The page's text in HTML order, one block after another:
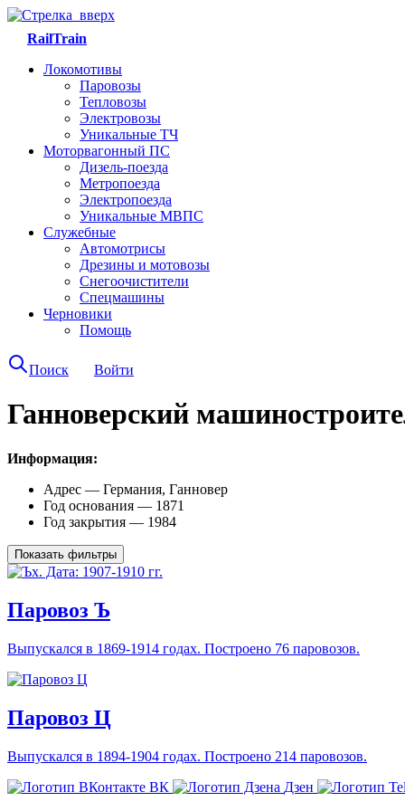
RailTrain
Локомотивы
Паровозы
Тепловозы
Электровозы
Уникальные ТЧ
Моторвагонный ПС
Дизель-поезда
Метропоезда
Электропоезда
Уникальные МВПС
Служебные
Автомотрисы
Дрезины и мотовозы
Снегоочистители
Спецмашины
Черновики
Помощь
Поиск Войти
Ганноверский
Информация:
Адрес — Германия, Ганновер
Год основания — 1871
Год закрытия — 1984
Показать фильтры
Паровоз Ъ
Выпускался в 1869-1914 годах. Построено 76 паровозов.
Паровоз Ц
Выпускался в 1894-1904 годах. Построено 214 паровозов.
ВК
Дзен